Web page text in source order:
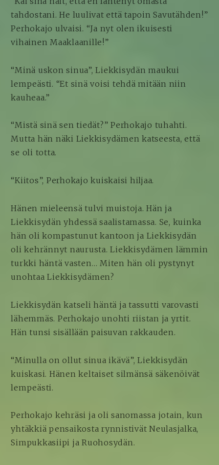
tahdostani. He luulivat että tapoin Savutähden!”
Perhokajo ulvaisi. “Ja nyt olen ikuisesti
vihainen Maaklaanille!”
“Minä uskon sinua”, Liekkisydän maukui
lempeästi. “Et sinä voisi tehdä mitään niin
kauheaa.”
“Mistä sinä sen tiedät?” Perhokajo tuhahti.
Mutta hän näki Liekkisydämen katseesta, että
se oli totta.
“Kiitos”, Perhokajo kuiskaisi hiljaa.
Hänen mieleensä tulvi muistoja. Hän ja
Liekkisydän yhdessä saalistamassa. Se, kuinka
hän oli kompastunut kantoon ja Liekkisydän
oli kehrännyt naurusta. Liekkisydämen lämmin
turkki häntä vasten… Miten hän oli pystynyt
unohtaa Liekkisydämen?
Liekkisydän katseli häntä ja tassutti varovasti
lähemmäs. Perhokajo unohti riistan ja yrtit.
Hän tunsi sisällään paisuvan rakkauden.
“Minulla on ollut sinua ikävä”, Liekkisydän
kuiskasi. Hänen keltaiset silmänsä säkenöivät
lempeästi.
Perhokajo kehräsi ja oli sanomassa jotain, kun
yhtäkkiä pensaikosta rynnistivät Neulasjalka,
Simpukkasiipi ja Ruohosydän.